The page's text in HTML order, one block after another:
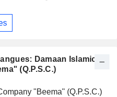
Damaan Islamic
(Q.P.S.C.)
"Beema" (Q.P.S.C.)